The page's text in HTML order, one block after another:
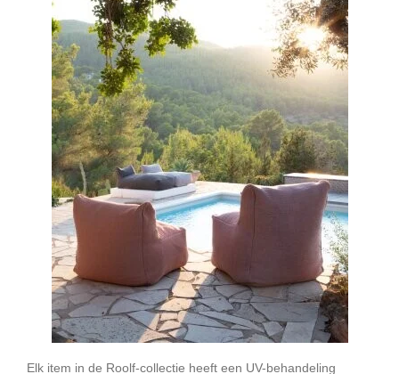
Elk item in de Roolf-collectie heeft een UV-behandeling